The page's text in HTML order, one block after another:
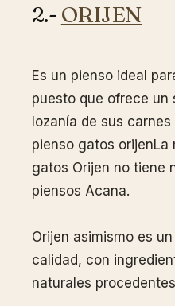
2.- ORIJEN
Es un pienso ideal
puesto que ofrece un
lozanía de sus
pienso gatos orijenLa
gatos Orijen no tiene
piensos Acana.
Orijen asimismo es
calidad, con
naturales